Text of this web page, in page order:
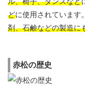
どに使用されています
剤、石鹸などの製造に
赤松の歴史